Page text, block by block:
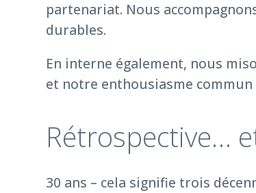
partenariat. Nous
durables.
En interne également, nous
et notre enthousiasme
Rétrospective…
30 ans – cela signifie trois